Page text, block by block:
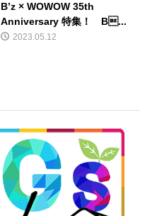
B’z × WOWOW 35th
Anniversary 特集！ B...
2023.05.12